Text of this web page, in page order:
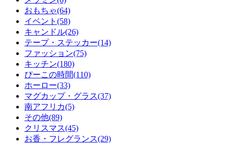
おもちゃ(64)
イベント(58)
キャンドル(26)
テープ・ステッカー(14)
ファッション(75)
キッチン(180)
ぴーこの時間(110)
ホーロー(33)
マグカップ・グラス(37)
南アフリカ(5)
その他(89)
クリスマス(45)
お香・フレグランス(29)